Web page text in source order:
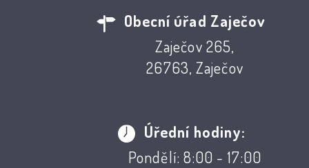
Obecní úřad Zaječov
Zaječov 265,
26763, Zaječov
Úřední hodiny:
Pondělí: 8:00 - 17:00